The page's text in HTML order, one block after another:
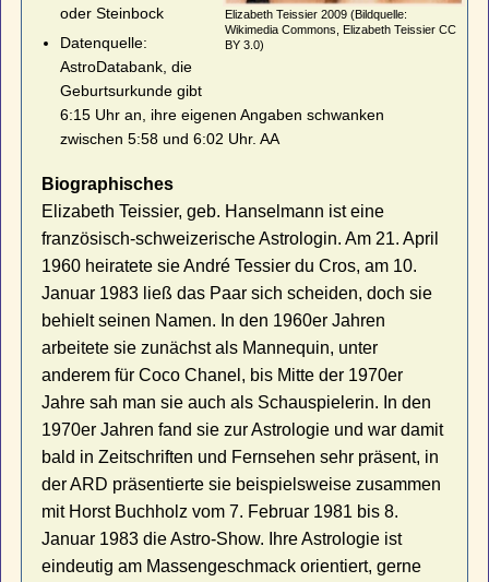
Elizabeth Teissier 2009 (Bildquelle:
Wikimedia Commons, Elizabeth Teissier CC
BY 3.0)
oder Steinbock
Datenquelle:
AstroDatabank, die
Geburtsurkunde gibt
6:15 Uhr an, ihre eigenen Angaben schwanken
zwischen 5:58 und 6:02 Uhr. AA
Biographisches
Elizabeth Teissier, geb. Hanselmann ist eine
französisch-schweizerische Astrologin. Am 21. April
1960 heiratete sie André Tessier du Cros, am 10.
Januar 1983 ließ das Paar sich scheiden, doch sie
behielt seinen Namen. In den 1960er Jahren
arbeitete sie zunächst als Mannequin, unter
anderem für Coco Chanel, bis Mitte der 1970er
Jahre sah man sie auch als Schauspielerin. In den
1970er Jahren fand sie zur Astrologie und war damit
bald in Zeitschriften und Fernsehen sehr präsent, in
der ARD präsentierte sie beispielsweise zusammen
mit Horst Buchholz vom 7. Februar 1981 bis 8.
Januar 1983 die Astro-Show. Ihre Astrologie ist
eindeutig am Massengeschmack orientiert, gerne